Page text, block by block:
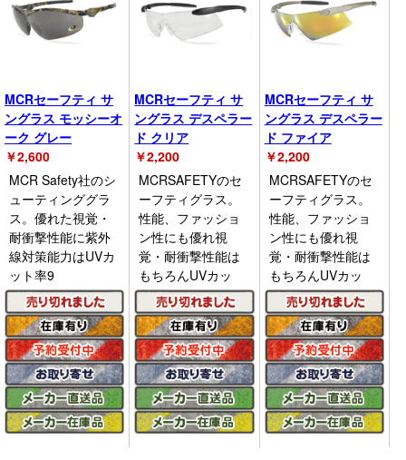
MCRセーフティ サ
ングラス モッシーオ
ーク グレー
￥2,600
MCR Safety社のシ
ューティンググラ
ス。優れた視覚・
耐衝撃性能に紫外
線対策能力はUVカ
ット率9
MCRセーフティ サ
ングラス デスペラー
ド クリア
￥2,200
MCRSAFETYのセ
ーフティグラス。
性能、ファッショ
ン性にも優れ視
覚・耐衝撃性能は
もちろんUVカッ
MCRセーフティ サ
ングラス デスペラー
ド ファイア
￥2,200
MCRSAFETYのセ
ーフティグラス。
性能、ファッショ
ン性にも優れ視
覚・耐衝撃性能は
もちろんUVカッ